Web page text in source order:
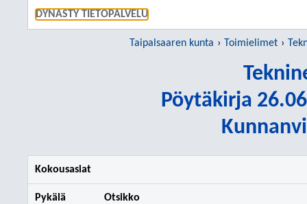
DYNASTY TIETOPALVELU
Taipalsaaren kunta Toimielimet
Pöytäkirja
Kokousasiat
Pykälä Otsikko